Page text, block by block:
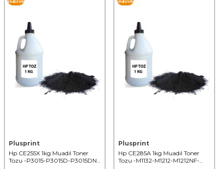
İndirim
Plusprint
Hp CE255X 1kg Muadil Toner
Tozu -P3015-P3015D-P3015DN-
İndirim
Plusprint
Hp CE285A 1kg Muadil Toner
Tozu -M1132-M1212-M1212NF-